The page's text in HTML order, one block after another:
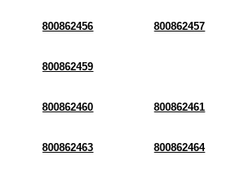
800862456 800862457
800862459
800862460 800862461
800862463 800862464